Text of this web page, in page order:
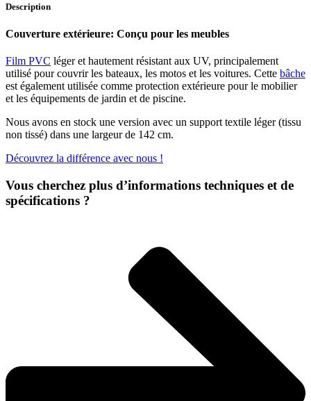
Description
Couverture extérieure: Conçu pour les meubles
Film PVC léger et hautement résistant aux UV, principalement
utilisé pour couvrir les bateaux, les motos et les voitures. Cette bâche
est également utilisée comme protection extérieure pour le mobilier
et les équipements de jardin et de piscine.
Nous avons en stock une version avec un support textile léger (tissu
non tissé) dans une largeur de 142 cm.
Découvrez la différence avec nous !
Vous cherchez plus d’informations techniques et de
spécifications ?